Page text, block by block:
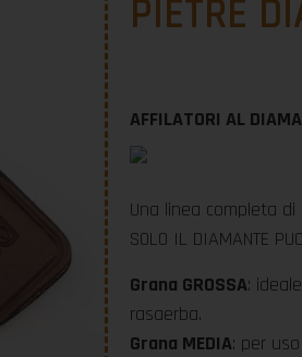
PIETRE
AFFILATORI AL
Una linea completa
SOLO IL DIAMANTE
Grana GROSSA:
rasaerba.
Grana MEDIA: per